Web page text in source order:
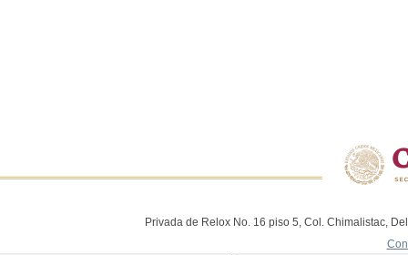
Privada de Relox No. 16 piso 5, Col. Chimalistac,